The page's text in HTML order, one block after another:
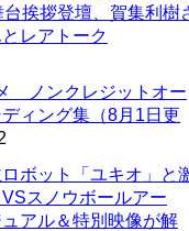
挨拶登壇、賀集利樹
レアトーク
ノンクレジットオー
ィング集（8月1日更
ボット「ユキオ」と
スノウボールアー
アル＆特別映像が解